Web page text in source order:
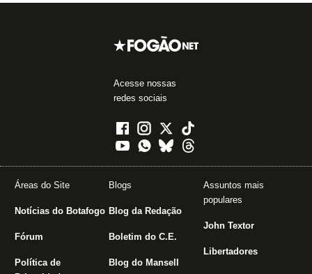
Acesse nossas
redes sociais
Áreas do Site
Notícias do Botafogo
Fórum
Política de
Blogs
Blog da Redação
Boletim do C.E.
Blog do Mansell
Assuntos mais
populares
John Textor
Libertadores